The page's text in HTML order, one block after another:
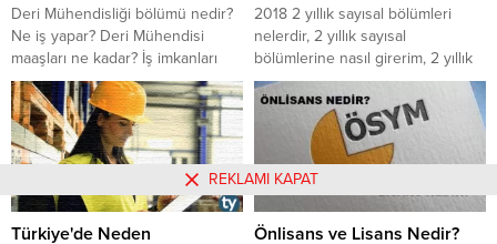
detaylar…
Deri Mühendisliği bölümü nedir?
Ne iş yapar? Deri Mühendisi
maaşları ne kadar? İş imkanları
nasıl?
2018 2 yıllık sayısal bölümleri
nelerdir, 2 yıllık sayısal
bölümlerine nasıl girerim, 2 yıllık
sayısal bölümleri listesi nelerden
oluşmaktadır sorularının
cevaplarına buradan
ulaşabilirsiniz.
Türkiye'de Neden Önlisans ve Lisans Nedir?
REKLAMI KAPAT